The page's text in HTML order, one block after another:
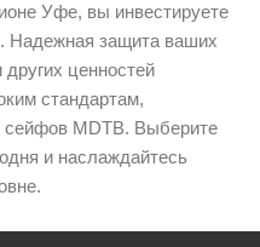
Уфе, вы инвестируете
Надежная защита ваших
ценностей
стандартам,
MDTB. Выберите
и наслаждайтесь